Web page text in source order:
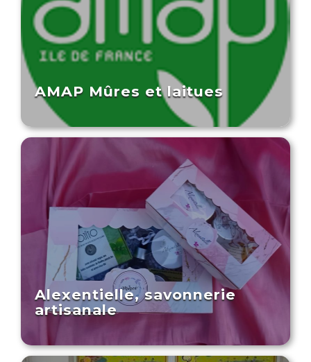
AMAP Mûres et laitues
Alexentielle, savonnerie
artisanale